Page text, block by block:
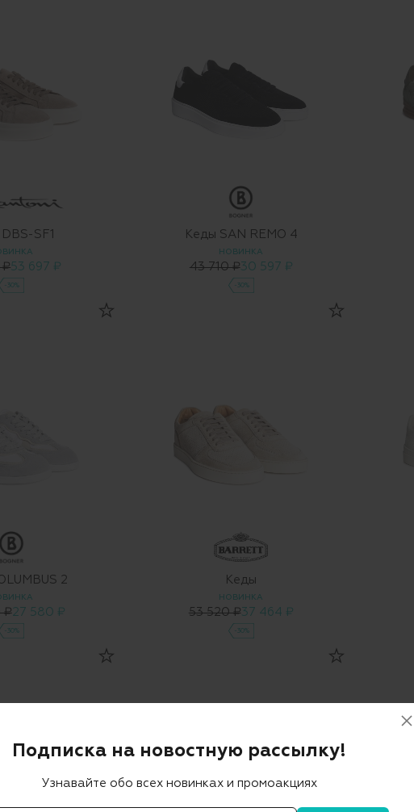
SF1
₽53 697 ₽
-30%
Кеды SAN REMO 4
НОВИНКА
43 710 ₽ 30 597 ₽
-30%
2
₽27 580 ₽
-30%
Кеды
НОВИНКА
53 520 ₽ 37 464 ₽
-30%
Подписка на новостную рассылку!
Узнавайте обо всех новинках и промоакциях